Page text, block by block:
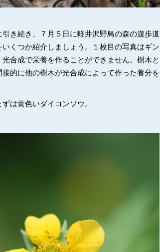
き続き、７月５日に軽井沢野鳥の森の遊歩道
くつか紹介しましょう。１枚目の写真はギン
合成で栄養を作ることができません。樹木と
的に他の樹木が光合成によって作った養分を
は黄色いダイコンソウ。